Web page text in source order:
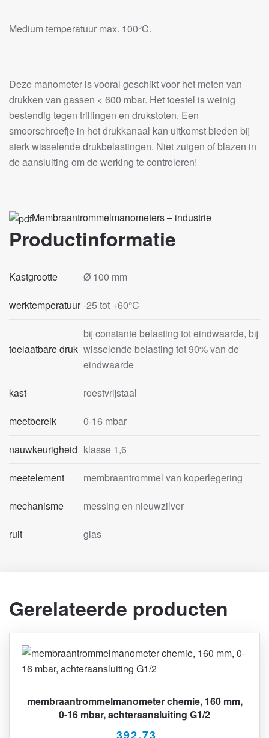
Medium temperatuur max. 100°C.
Deze manometer is vooral geschikt voor het meten van
drukken van gassen < 600 mbar. Het toestel is weinig
bestendig tegen trillingen en drukstoten. Een
smoorschroefje in het drukkanaal kan uitkomst bieden bij
sterk wisselende drukbelastingen. Niet zuigen of blazen in
de aansluiting om de werking te controleren!
Membraantrommelmanometers – industrie
Productinformatie
Kastgrootte Ø 100 mm
werktemperatuur -25 tot +60°C
toelaatbare druk
bij constante belasting tot eindwaarde, bij
wisselende belasting tot 90% van de
eindwaarde
kast roestvrijstaal
meetbereik 0-16 mbar
nauwkeurigheid klasse 1,6
meetelement membraantrommel van koperlegering
mechanisme messing en nieuwzilver
ruit glas
Gerelateerde producten
membraantrommelmanometer chemie, 160 mm,
0-16 mbar, achteraansluiting G1/2